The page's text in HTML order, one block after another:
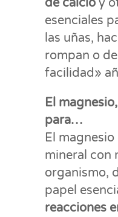
de calcio y
esenciales
las uñas,
rompan o
facilidad»
El
para…
El
mineral con
organismo,
papel
reacciones